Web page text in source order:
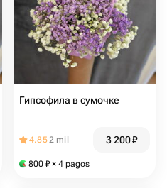
Гипсофила в сумочке
4.852 mil 3 200₽
800 ₽ × 4 pagos